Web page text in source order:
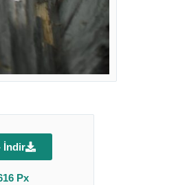
İndir
Px